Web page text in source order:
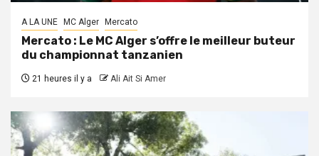
A LA UNE MC Alger Mercato
Mercato : Le MC Alger s’offre le meilleur buteur
du championnat tanzanien
21 heures il y a Ali Ait Si Amer